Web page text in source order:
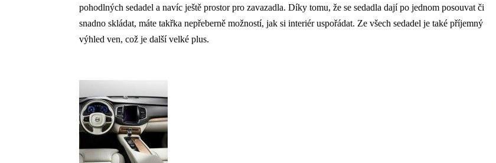
pohodlných sedadel a navíc ještě prostor pro zavazadla. Díky tomu, že se sedadla dají po jednom posouvat či
snadno skládat, máte takřka nepřeberně možností, jak si interiér uspořádat. Ze všech sedadel je také příjemný
výhled ven, což je další velké plus.